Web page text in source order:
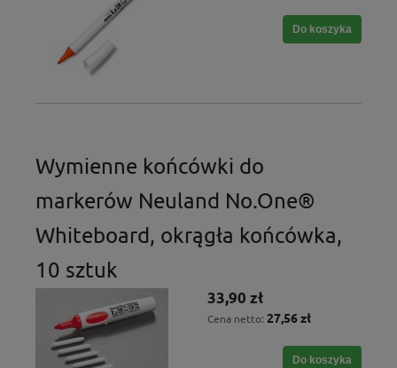
Do koszyka
Wymienne końcówki do
markerów Neuland No.One®
Whiteboard, okrągła końcówka,
10 sztuk
33,90 zł
Cena netto: 27,56 zł
Do koszyka